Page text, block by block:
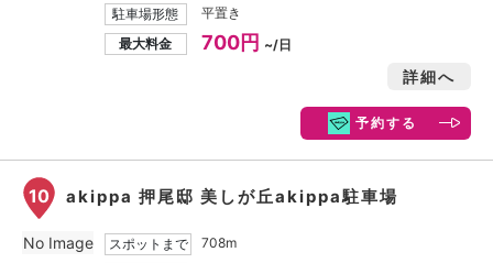
駐車場形態
平置き
最大料金
700円 ~/日
詳細へ
予約する
10 akippa 押尾邸 美しが丘akippa駐車場
スポットまで
708m
No Image